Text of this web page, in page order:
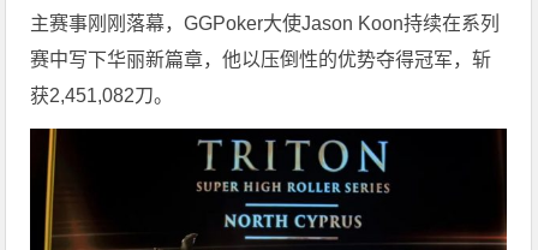
主赛事刚刚落幕，GGPoker大使Jason Koon持续在系列
赛中写下华丽新篇章，他以压倒性的优势夺得冠军，斩
获2,451,082刀。